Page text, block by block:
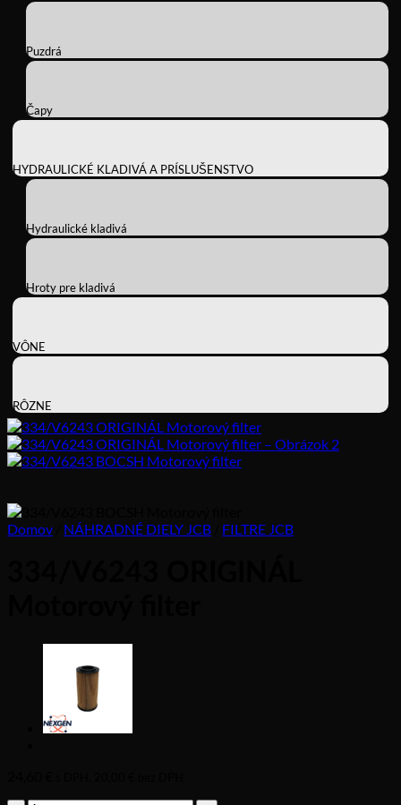
Puzdrá
Čapy
HYDRAULICKÉ KLADIVÁ A PRÍSLUŠENSTVO
Hydraulické kladivá
Hroty pre kladivá
VÔNE
RÔZNE
Domov NÁHRADNÉ DIELY JCB FILTRE JCB